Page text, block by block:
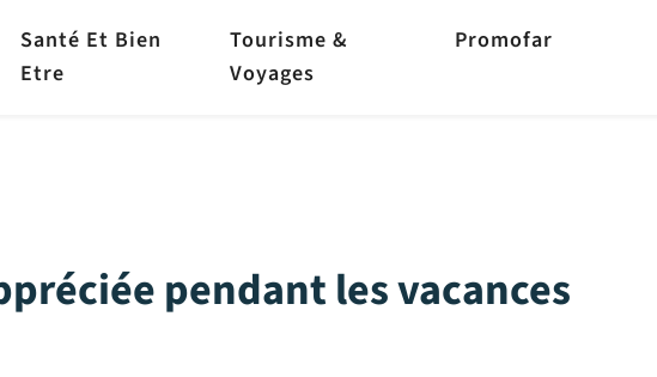
Santé Et Bien
Etre
Tourisme &
Voyages
Promofar
pendant les vacances